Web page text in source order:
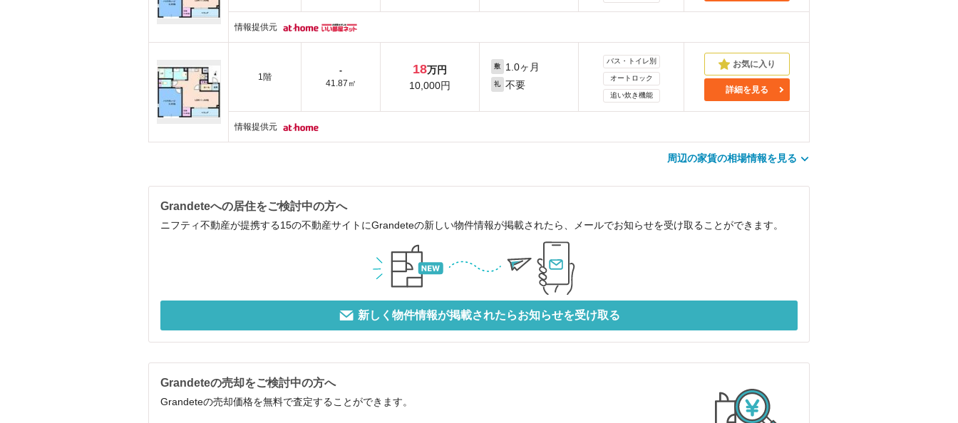
情報提供元
1階
-
41.87㎡
18万円
10,000円
敷 1.0ヶ月
礼 不要
バス・トイレ別
オートロック
追い炊き機能
詳細を見る
情報提供元
周辺の家賃の相場情報を見る
Grandeteへの居住をご検討中の方へ
ニフティ不動産が提携する15の不動産サイトにGrandeteの新しい物件情報が掲載されたら、メールでお知らせを受け取ることができます。
新しく物件情報が掲載されたらお知らせを受け取る
Grandeteの売却をご検討中の方へ
Grandeteの売却価格を無料で査定することができます。